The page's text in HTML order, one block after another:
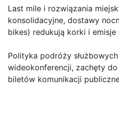
Last mile i rozwiązania
konsolidacyjne, dostawy
bikes) redukują korki i
Polityka podróży służbowych
wideokonferencji, zachęty
biletów komunikacji